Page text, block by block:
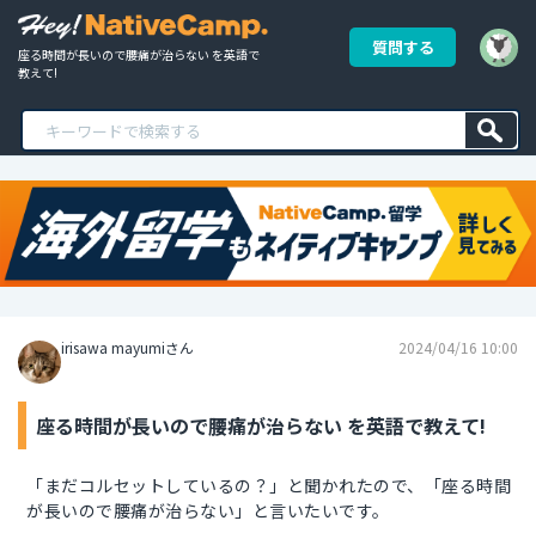
座る時間が長いので腰痛が治らない を英語で
教えて!
質問する
irisawa mayumiさん 2024/04/16 10:00
座る時間が長いので腰痛が治らない を英語で教えて!
「まだコルセットしているの？」と聞かれたので、「座る時間
が長いので腰痛が治らない」と言いたいです。